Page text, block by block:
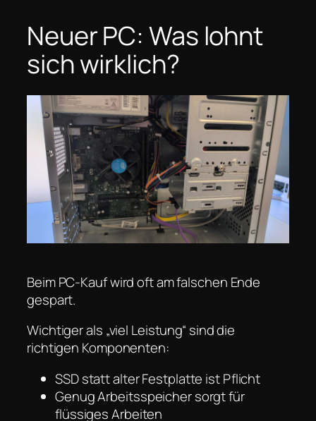
Neuer PC: Was lohnt
sich wirklich?
Beim PC-Kauf wird oft am falschen Ende
gespart.
Wichtiger als „viel Leistung“ sind die
richtigen Komponenten:
SSD statt alter Festplatte ist Pflicht
Genug Arbeitsspeicher sorgt für
flüssiges Arbeiten